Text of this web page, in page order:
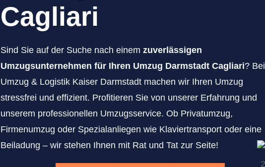
Cagliari
Sind Sie auf der Suche nach einem zuverlässigen
Umzugsunternehmen für Ihren Umzug Darmstadt Cagliari? Bei
Umzug & Logistik Kaiser Darmstadt machen wir Ihren Umzug
stressfrei und effizient. Profitieren Sie von unserer Erfahrung und
unserem professionellen Umzugsservice. Ob Privatumzug,
Firmenumzug oder Spezialanliegen wie Klaviertransport oder eine
Beiladung – wir stehen Ihnen mit Rat und Tat zur Seite!